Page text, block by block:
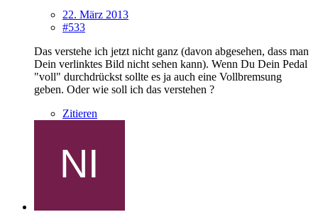
22. März 2013
#533
Das verstehe ich jetzt nicht ganz (davon abgesehen, dass man
Dein verlinktes Bild nicht sehen kann). Wenn Du Dein Pedal
"voll" durchdrückst sollte es ja auch eine Vollbremsung
geben. Oder wie soll ich das verstehen ?
Zitieren